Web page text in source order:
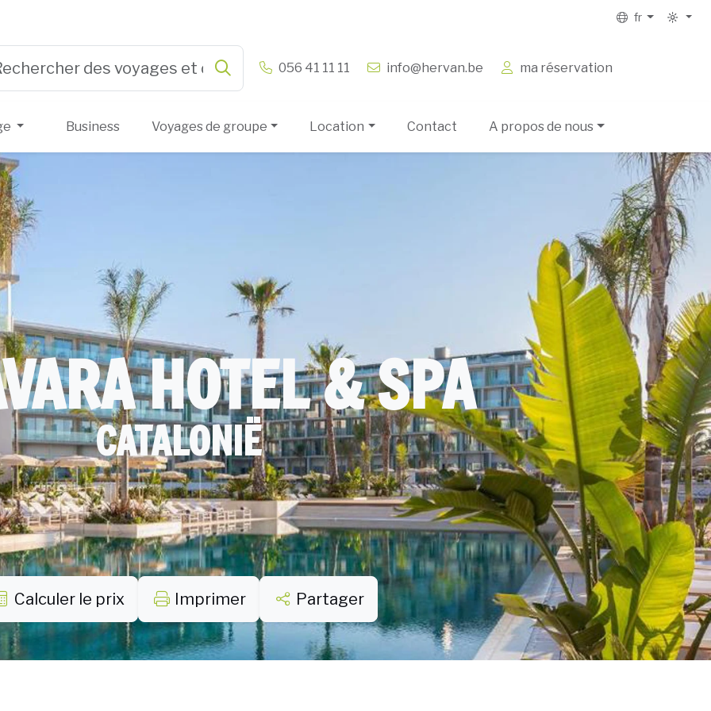
fr
& Vandamme 056 41 11 11 info@hervan.be ma réservation
Business Voyages de groupe Location Contact A propos de nous
HOTEL & SPA
CATALONIË
Calculer le prix Imprimer Partager